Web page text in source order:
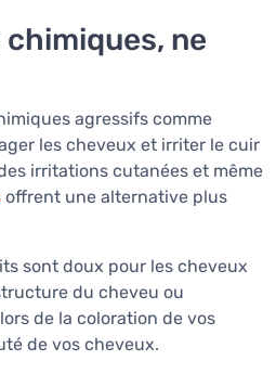
ne
agressifs comme
les cheveux et irriter le cuir
irritations cutanées et même
offrent une alternative plus
sont doux pour les cheveux
du cheveu ou
de la coloration de vos
de vos cheveux.